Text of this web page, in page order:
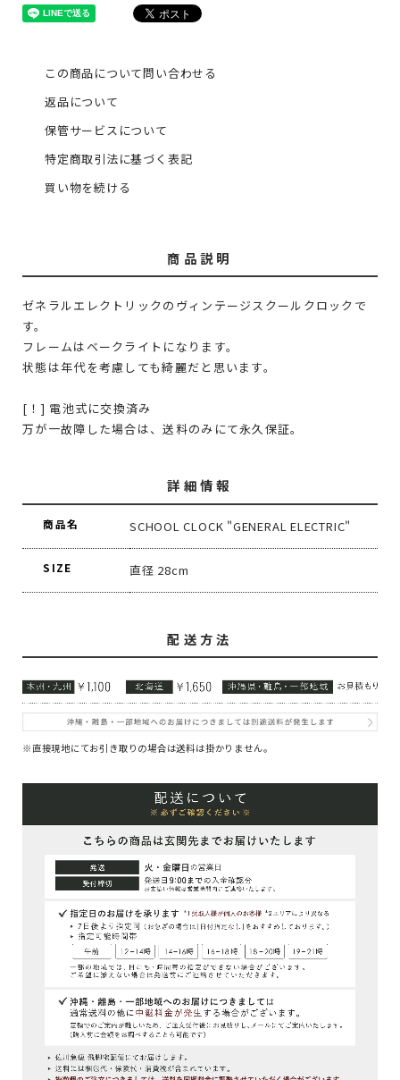
この商品について問い合わせる
返品について
保管サービスについて
特定商取引法に基づく表記
買い物を続ける
商品説明
ゼネラルエレクトリックのヴィンテージスクールクロックで
す。
フレームはベークライトになります。
状態は年代を考慮しても綺麗だと思います。
[！] 電池式に交換済み
万が一故障した場合は、送料のみにて永久保証。
詳細情報
商品名 SCHOOL CLOCK "GENERAL ELECTRIC"
SIZE 直径 28cm
配送方法
※直接現地にてお引き取りの場合は送料は掛かりません。